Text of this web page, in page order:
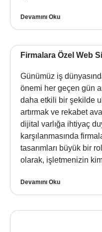
Devamını Oku
Firmalara Özel Web
Günümüz iş
önemi her geçen gün
daha etkili bir şekilde
artırmak ve rekabet
dijital varlığa ihtiyaç
karşılanmasında
tasarımları büyük bir
olarak, işletmenizin
Devamını Oku